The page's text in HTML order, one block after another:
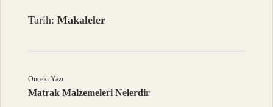
Tarih:Makaleler
Önceki Yazı
Matrak Malzemeleri Nelerdir